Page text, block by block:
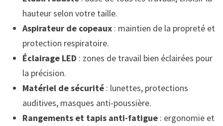
hauteur selon votre taille.
Aspirateur de copeaux: maintien de la propreté et
protection respiratoire.
Éclairage LED : zones de travail bien éclairées pour
la précision.
Matériel de sécurité: lunettes, protections
auditives, masques anti-poussière.
Rangements et tapis anti-fatigue: ergonomie et